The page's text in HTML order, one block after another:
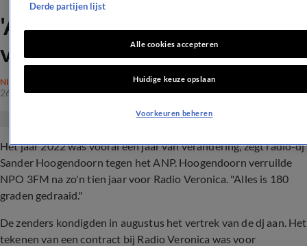
'Alles is 180 graden gedraaid'
voor Sander Hoogendoorn
NIEUWS
26 dec 2022, 09:28
Het jaar 2022 was vooral een jaar van verandering, zegt radio-dj
Sander Hoogendoorn tegen het ANP. Hoogendoorn verruilde
NPO 3FM na zo'n tien jaar voor Radio Veronica. "Alles is 180
graden gedraaid."
De zenders kondigden in augustus het vertrek van de dj aan. Het
tekenen van een contract bij Radio Veronica was voor
Derde partijen lijst
Alle cookies accepteren
Huidige keuze opslaan
Voorkeuren beheren